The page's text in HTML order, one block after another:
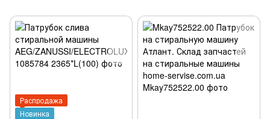
Распродажа
Новинка